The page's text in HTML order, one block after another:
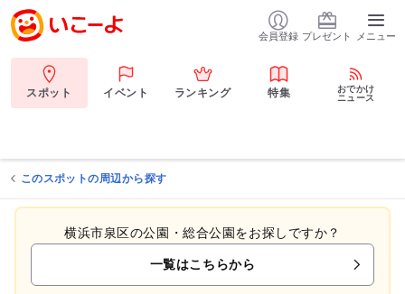
会員登録 プレゼント メニュー
スポット イベント ランキング 特集
おでかけ
ニュース
このスポットの周辺から探す
横浜市泉区の公園・総合公園をお探しですか？
一覧はこちらから